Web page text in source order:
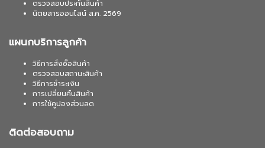
ตรวจสอบประกันสินค้า
นิตยสารออนไลน์ ส.ค. 2569
แผนกบริการลูกค้า
วิธีการสั่งซื้อสินค้า
ตรวจสอบสถานะสินค้า
วิธีการชำระเงิน
การเปลี่ยนคืนสินค้า
การใช้คูปองส่วนลด
ติดต่อสอบถาม